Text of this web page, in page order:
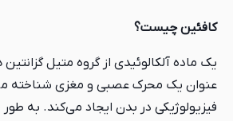
کافئین چیست؟
یک ماده آلکالوئیدی از گروه متیل
عنوان یک محرک عصبی و مغزی شناخته
فیزیولوژیکی در بدن ایجاد می‌کند. به طور